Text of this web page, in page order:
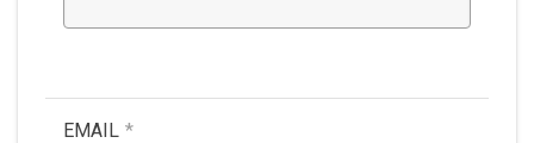
EMAIL *